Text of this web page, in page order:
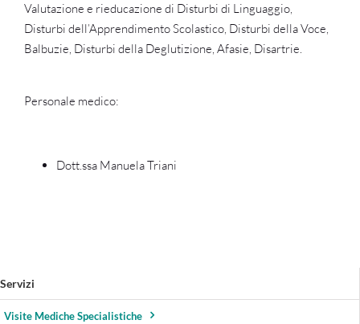
Valutazione e rieducazione di Disturbi di Linguaggio,
Disturbi dell’Apprendimento Scolastico, Disturbi della Voce,
Balbuzie, Disturbi della Deglutizione, Afasie, Disartrie.
Personale medico:
Dott.ssa Manuela Triani
Servizi
Visite Mediche Specialistiche